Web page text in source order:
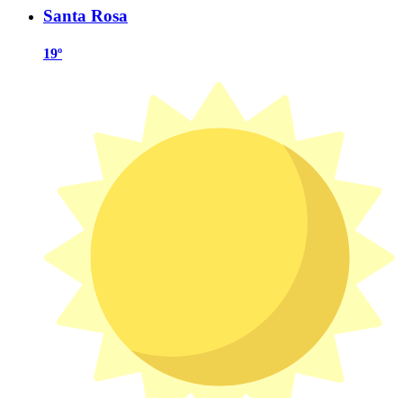
Santa Rosa
19º